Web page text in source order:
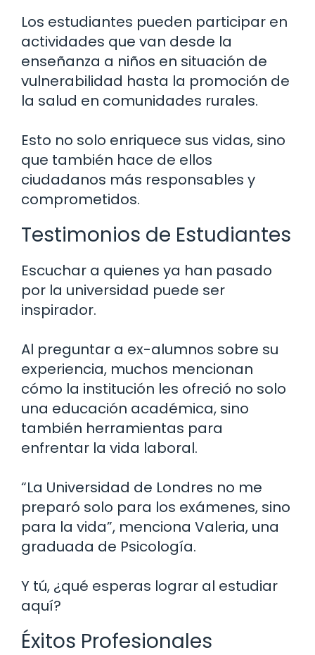
Los estudiantes pueden participar en
actividades que van desde la
enseñanza a niños en situación de
vulnerabilidad hasta la promoción de
la salud en comunidades rurales.
Esto no solo enriquece sus vidas, sino
que también hace de ellos
ciudadanos más responsables y
comprometidos.
Testimonios de Estudiantes
Escuchar a quienes ya han pasado
por la universidad puede ser
inspirador.
Al preguntar a ex-alumnos sobre su
experiencia, muchos mencionan
cómo la institución les ofreció no solo
una educación académica, sino
también herramientas para
enfrentar la vida laboral.
“La Universidad de Londres no me
preparó solo para los exámenes, sino
para la vida”, menciona Valeria, una
graduada de Psicología.
Y tú, ¿qué esperas lograr al estudiar
aquí?
Éxitos Profesionales